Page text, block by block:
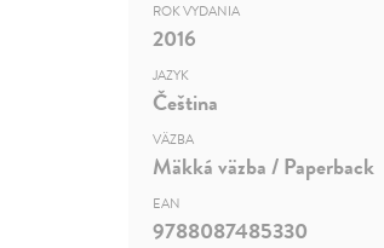
ROK VYDANIA
2016
JAZYK
Čeština
VÄZBA
Mäkká väzba / Paperback
EAN
9788087485330